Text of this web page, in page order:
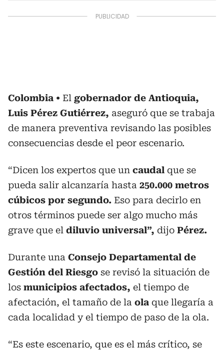
Colombia El gobernador de Antioquia,
Luis Pérez Gutiérrez, aseguró que se trabaja
de manera preventiva revisando las posibles
consecuencias desde el peor escenario.
“Dicen los expertos que un caudal que se
pueda salir alcanzaría hasta 250.000 metros
cúbicos por segundo. Eso para decirlo en
otros términos puede ser algo mucho más
grave que el diluvio universal”, dijo Pérez.
Durante una Consejo Departamental de
Gestión del Riesgo se revisó la situación de
los municipios afectados, el tiempo de
afectación, el tamaño de la ola que llegaría a
cada localidad y el tiempo de paso de la ola.
“Es este escenario, que es el más crítico, se